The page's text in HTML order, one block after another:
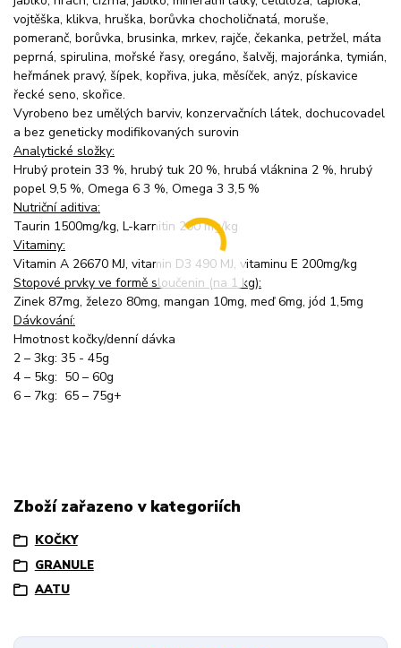
vojtěška, klikva, hruška, borůvka chocholičnatá, moruše,
pomeranč, borůvka, brusinka, mrkev, rajče, čekanka, petržel, máta
peprná, spirulina, mořské řasy, oregáno, šalvěj, majoránka, tymián,
heřmánek pravý, šípek, kopřiva, juka, měsíček, anýz, pískavice
řecké seno, skořice.
Vyrobeno bez umělých barviv, konzervačních látek, dochucovadel
a bez geneticky modifikovaných surovin
Analytické složky:
Hrubý protein 33 %, hrubý tuk 20 %, hrubá vláknina 2 %, hrubý
popel 9,5 %, Omega 6 3 %, Omega 3 3,5 %
Nutriční aditiva:
Taurin 1500mg/kg, L-karnitin 200 mg/kg
Vitaminy:
Vitamin A 26670 MJ, vitamin D3 490 MJ, vitaminu E 200mg/kg
Stopové prvky ve formě sloučenin (na 1 kg):
Zinek 87mg, železo 80mg, mangan 10mg, meď 6mg, jód 1,5mg
Dávkování:
Hmotnost kočky/denní dávka
2 – 3kg: 35 - 45g
4 – 5kg: 50 – 60g
6 – 7kg: 65 – 75g+
Zboží zařazeno v kategoriích
KOČKY
GRANULE
AATU